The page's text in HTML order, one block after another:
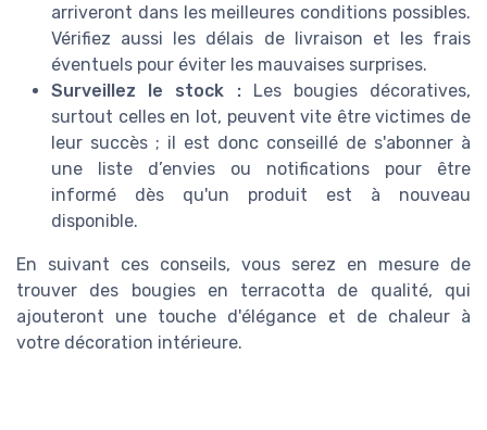
arriveront dans les meilleures conditions possibles.
Vérifiez aussi les délais de livraison et les frais
éventuels pour éviter les mauvaises surprises.
Surveillez le stock :Les bougies décoratives,
surtout celles en lot, peuvent vite être victimes de
leur succès ; il est donc conseillé de s'abonner à
une liste d’envies ou notifications pour être
informé dès qu'un produit est à nouveau
disponible.
En suivant ces conseils, vous serez en mesure de
trouver des bougies en terracotta de qualité, qui
ajouteront une touche d'élégance et de chaleur à
votre décoration intérieure.